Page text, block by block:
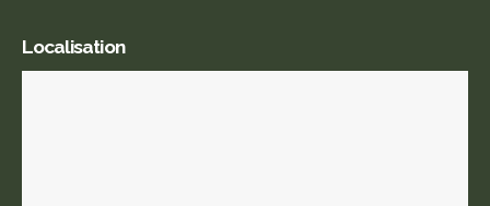
Localisation